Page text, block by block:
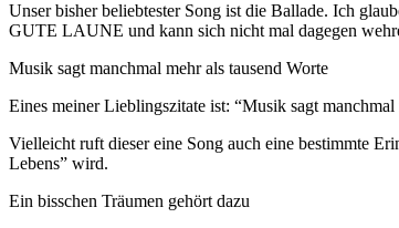
Unser bis­her belieb­tes­ter Song ist die Bal­la­de. Ich
GUTE LAUNE und kann sich nicht mal dage­gen
Musik sagt manchmal mehr als tausend Worte
Eines mei­ner Lieb­lings­zi­ta­te ist: “Musik sagt
Viel­leicht ruft die­ser eine Song auch eine bestimm­te
Lebens” wird.
Ein bisschen Träumen gehört dazu